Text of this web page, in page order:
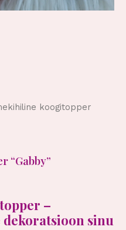
koogitopper
“Gabby”
–
sinu